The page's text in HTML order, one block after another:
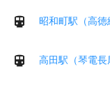
昭和町駅（高
高田駅（琴電